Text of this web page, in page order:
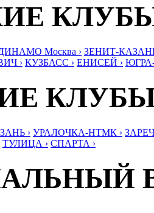
Москва › ЗЕНИТ-
› КУЗБАСС › ЕНИСЕЙ ›
› УРАЛОЧКА-НТМК ›
ТУЛИЦА › СПАРТА ›